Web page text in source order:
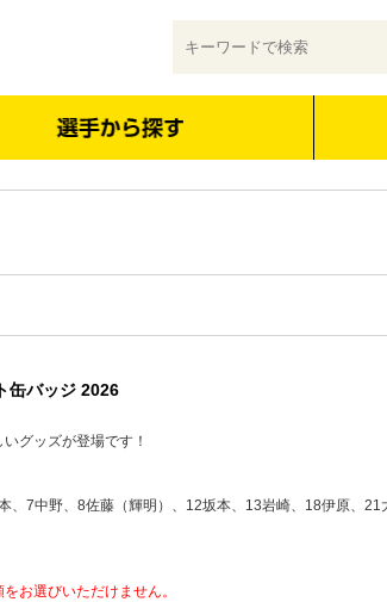
缶バッジ 2026
グッズが登場です！
、7中野、8佐藤（輝明）、12坂本、13岩崎、18伊原、
お選びいただけません。